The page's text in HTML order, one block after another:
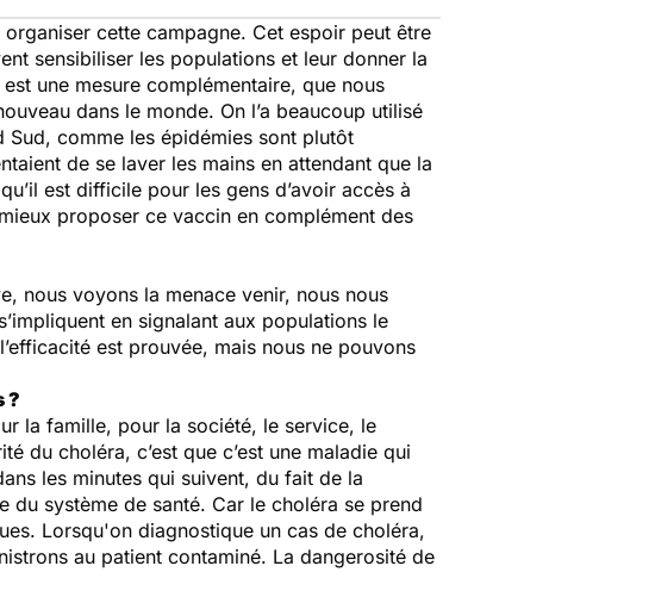
organiser cette campagne. Cet espoir peut être
sensibiliser les populations et leur donner la
une mesure complémentaire, que nous
dans le monde. On l’a beaucoup utilisé
comme les épidémies sont plutôt
de se laver les mains en attendant que la
est difficile pour les gens d’avoir accès à
proposer ce vaccin en complément des
nous voyons la menace venir, nous nous
en signalant aux populations le
est prouvée, mais nous ne pouvons
?
la famille, pour la société, le service, le
du choléra, c’est que c’est une maladie qui
les minutes qui suivent, du fait de la
du système de santé. Car le choléra se prend
Lorsqu'on diagnostique un cas de choléra,
au patient contaminé. La dangerosité de